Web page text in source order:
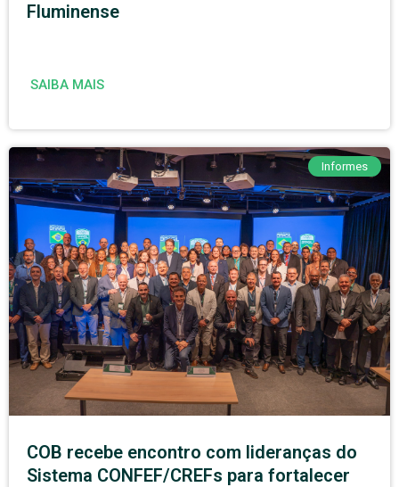
Fluminense
SAIBA MAIS
Informes
COB recebe encontro com lideranças do
Sistema CONFEF/CREFs para fortalecer